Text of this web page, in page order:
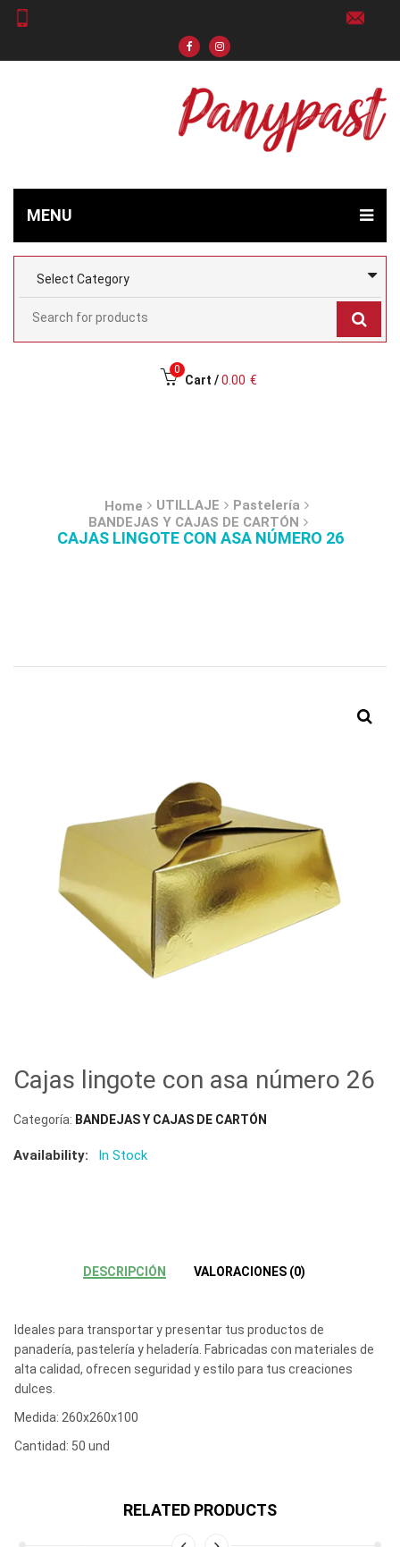
MENU
0
Cart / 0.00 €
Home UTILLAJE
Pastelería
BANDEJAS Y CAJAS DE CARTÓN
CAJAS LINGOTE CON ASA NÚMERO 26
Cajas lingote con asa número 26
Categoría: BANDEJAS Y CAJAS DE CARTÓN
Availability: In Stock
DESCRIPCIÓN VALORACIONES (0)
Ideales para transportar y presentar tus productos de
panadería, pastelería y heladería. Fabricadas con materiales de
alta calidad, ofrecen seguridad y estilo para tus creaciones
dulces.
Medida: 260x260x100
Cantidad: 50 und
RELATED PRODUCTS